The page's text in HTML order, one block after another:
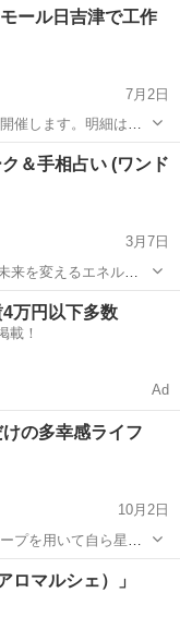
ール日吉津で工作
7月2日
催します。明細はホ
event/2912
リウム
3月7日
手相
4万円以下多数
載！
Ad
の多幸感ライフ
10月2日
るためのキーワード
星読みに興味がある
コープ
（アロマルシェ）」